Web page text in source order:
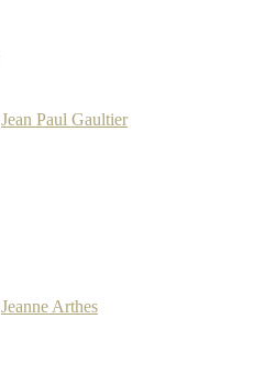
Jean Paul Gaultier
Jeanne Arthes